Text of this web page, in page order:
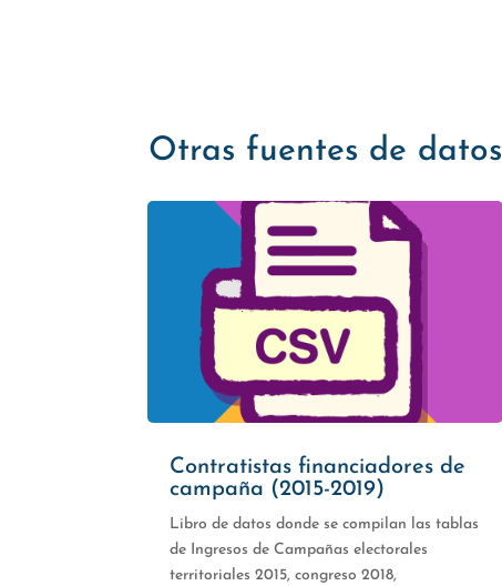
Otras fuentes de datos
Contratistas financiadores de
campaña (2015-2019)
Libro de datos donde se compilan las tablas
de Ingresos de Campañas electorales
territoriales 2015, congreso 2018,